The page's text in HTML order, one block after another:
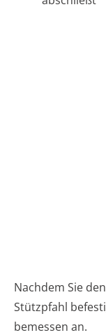
Nachdem Sie
Stützpfahl
bemessen an.